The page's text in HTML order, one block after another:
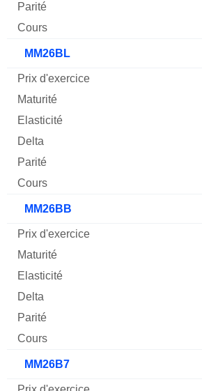
MM26BL
MM26BB
MM26B7